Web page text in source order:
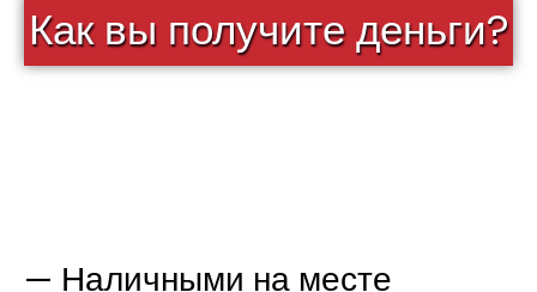
Как вы получите деньги?
— Наличными на месте